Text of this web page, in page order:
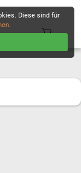
Diese sind für
.